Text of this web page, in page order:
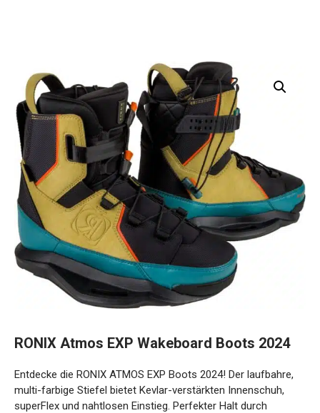
RONIX Atmos EXP Wakeboard Boots 2024
Entdecke die RONIX ATMOS EXP Boots 2024! Der laufbahre,
multi-farbige Stiefel bietet Kevlar-verstärkten Innenschuh,
superFlex und nahtlosen Einstieg. Perfekter Halt durch